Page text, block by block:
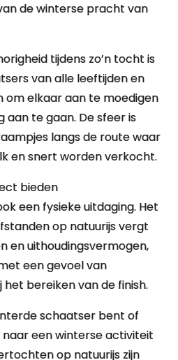
de winterse pracht van
tijdens zo’n tocht is
van alle leeftijden en
om elkaar aan te moedigen
aan te gaan. De sfeer is
langs de route waar
en snert worden verkocht.
bieden
een fysieke uitdaging. Het
op natuurijs vergt
en uithoudingsvermogen,
een gevoel van
bereiken van de finish.
schaatser bent of
een winterse activiteit
op natuurijs zijn